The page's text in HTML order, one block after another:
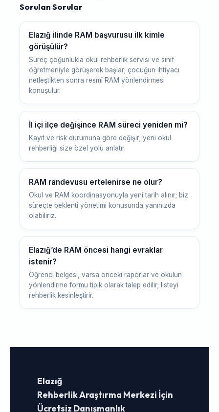
Sorulan Sorular
Elazığ ilinde RAM başvurusu ilk kimle
görüşülür?
Süreç çoğunlukla okul rehberlik servisi ve sınıf
öğretmeniyle görüşerek başlar; çocuğun ihtiyacı
netleştikten sonra resmî RAM yönlendirmesi
konuşulur.
İl içi ilçe değişince RAM süreci yeniden mi?
Kayıt ve risk durumuna göre değişir; yeni okul
rehberliği size özel yolu anlatır.
RAM randevusu ertelenirse ne olur?
Okul ve RAM koordinasyonuyla yeni tarih alınır; biz
süreçte beklenti yönetimi konusunda yanınızda
olabiliriz.
Elazığ’de RAM öncesi hangi evraklar
istenir?
Öğrenci belgesi, varsa önceki raporlar ve okulun
yönlendirme formu tipik olarak talep edilir; listeyi
rehberlik kesinleştirir.
Elazığ
Rehberlik Araştırma Merkezi İçin
Ücretsiz Danışmanlık